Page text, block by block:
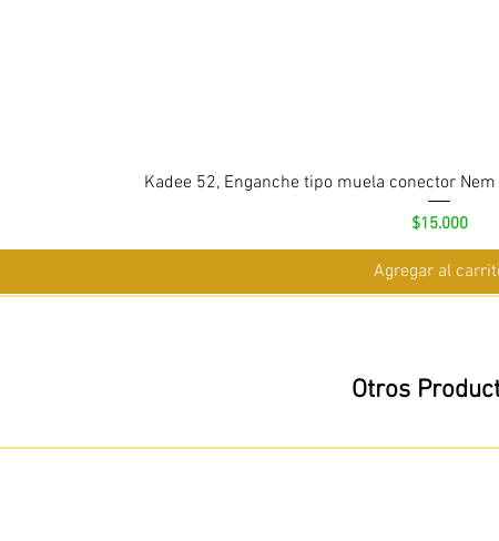
Kadee 52, Enganche tipo muela conector
Precio
$15.000
Agregar al
Otros